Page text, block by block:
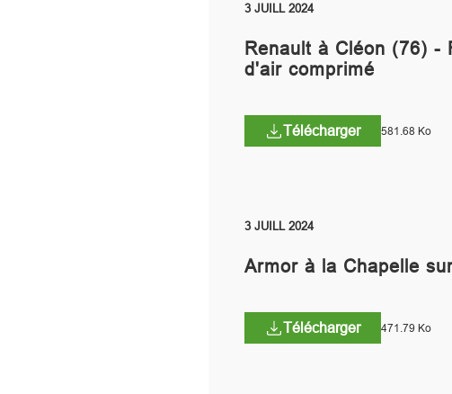
3 JUILL 2024
Renault à Cléon (76) -
d'air comprimé
Télécharger 581.68 Ko
3 JUILL 2024
Armor à la Chapelle
Télécharger 471.79 Ko